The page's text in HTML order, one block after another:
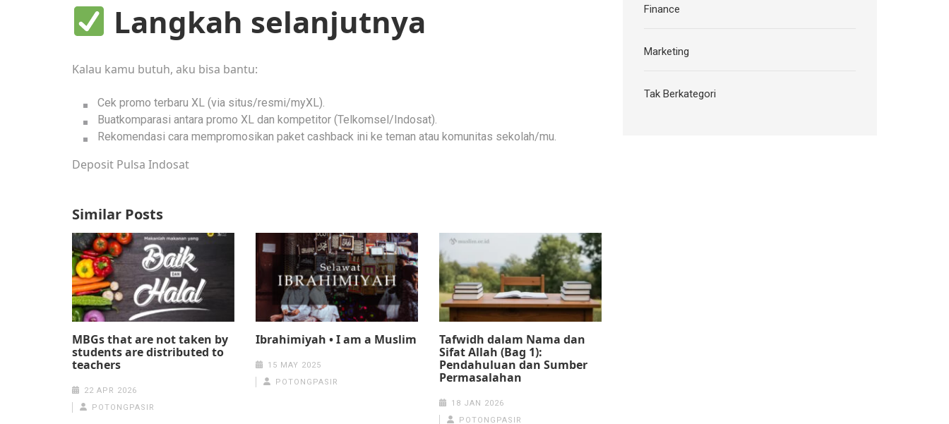
Langkah selanjutnya
Kalau kamu butuh, aku bisa bantu:
Cek promo terbaru XL (via situs/resmi/myXL).
Buatkomparasi antara promo XL dan kompetitor (Telkomsel/Indosat).
Rekomendasi cara mempromosikan paket cashback ini ke teman atau komunitas sekolah/mu.
Deposit Pulsa Indosat
Similar Posts
MBGs that are not taken by
students are distributed to
teachers
22 APR 2026
POTONGPASIR
Ibrahimiyah • I am a Muslim
15 MAY 2025
POTONGPASIR
Tafwidh dalam Nama dan
Sifat Allah (Bag 1):
Pendahuluan dan Sumber
Permasalahan
18 JAN 2026
POTONGPASIR
Finance
Marketing
Tak Berkategori